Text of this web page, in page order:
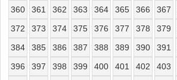
360
361 362 363 364 365 366 367
372
373 374 375 376 377 378 379
384
385 386 387 388 389 390 391
396
397 398 399 400 401 402 403